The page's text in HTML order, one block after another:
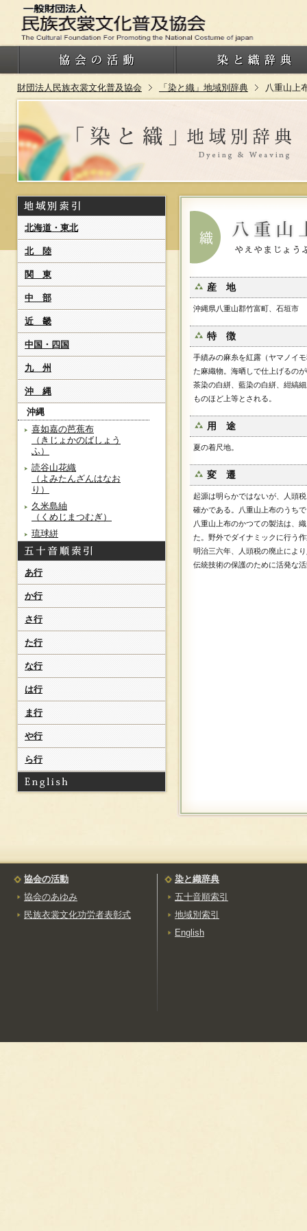
財団法人民族衣裳文化普及協会 「染と織」地域別辞典 八重山上
産 地
沖縄県八重山郡竹富町、石垣市
特 徴
手績みの麻糸を紅露（ヤマノイ
た麻織物。海晒しで仕上げるの
茶染の白絣、藍染の白絣、紺縞
ものほど上等とされる。
用 途
夏の着尺地。
変 遷
起源は明らかではないが、人頭
確かである。八重山上布のうち
八重山上布のかつての製法は、
た。野外でダイナミックに行う
明治三六年、人頭税の廃止によ
伝統技術の保護のために活発な
北海道・東北
北 陸
関 東
中 部
近 畿
中国・四国
九 州
沖 縄
沖縄
喜如嘉の芭蕉布
（きじょかのばしょう
ふ）
読谷山花織
（よみたんざんはなお
り）
久米島紬
（くめじまつむぎ）
琉球絣
（りゅうきゅうがすり）
首里道屯
（しゅりろーとん）
（しゅりてじま）
首里生藍染手縞
（しゅりなまあいそめて
じま）
宮古上布
（みやこじょうふ）
（やえやまじょうふ）
竹富みんさー
（たけとみみんさー）
板花手織手巾
（いたばなておりさー
じ）
琉球紅型
（りゅうきゅうびんが
あ行
か行
さ行
た行
な行
は行
ま行
や行
ら行
協会の活動
協会のあゆみ
民族衣裳文化功労者表彰式
染と織辞典
五十音順索引
地域別索引
English